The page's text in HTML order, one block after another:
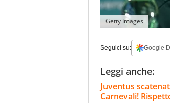
Getty Images
Seguici su: Google
Leggi anche:
Juventus
Carnevali!